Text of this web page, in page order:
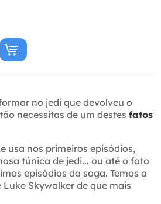
no jedi que devolveu o
necessitas de um destes fatos
usa nos primeiros episódios,
túnica de jedi... ou até o fato
episódios da saga. Temos a
Skywalker de que mais